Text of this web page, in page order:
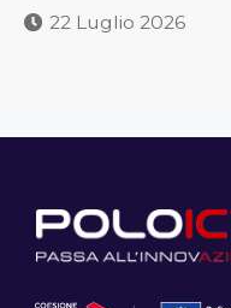
22 Luglio 2026